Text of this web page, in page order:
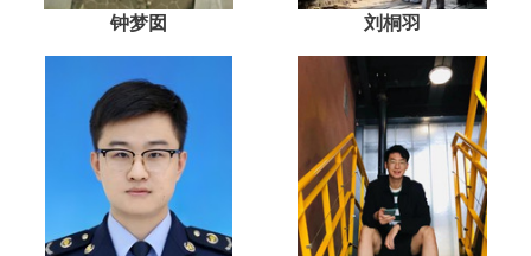
钟梦囡 刘桐羽